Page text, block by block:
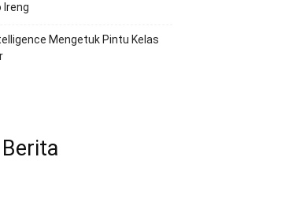
Ireng
Mengetuk Pintu Kelas